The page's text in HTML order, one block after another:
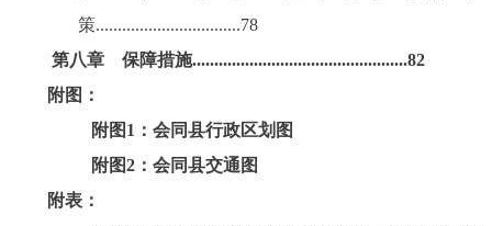
策.................................78
第八章
保障措施.................................................82
附图：
附图1：会同县行政区划图
附图2：会同县交通图
附表：